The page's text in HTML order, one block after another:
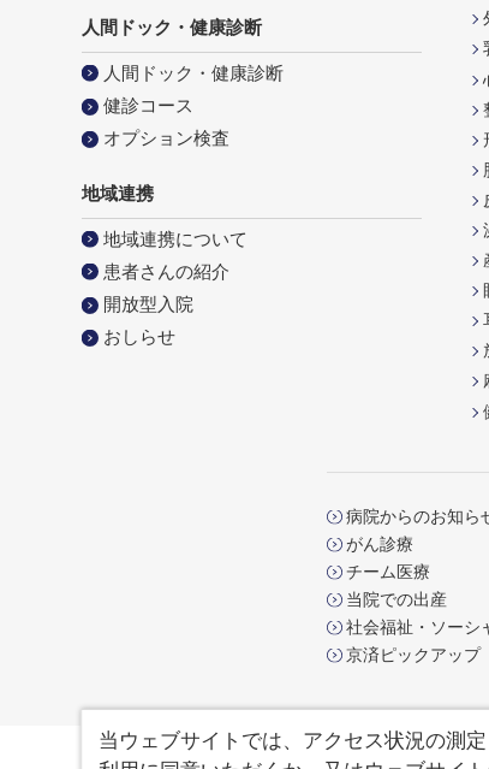
人間ドック・健康診断
人間ドック・健康診断
健診コース
オプション検査
地域連携
地域連携について
患者さんの紹介
開放型入院
おしらせ
病院からのお知ら
がん診療
チーム医療
当院での出産
社会福祉・ソーシ
京済ピックアップ
当ウェブサイトでは、アクセス状況の測